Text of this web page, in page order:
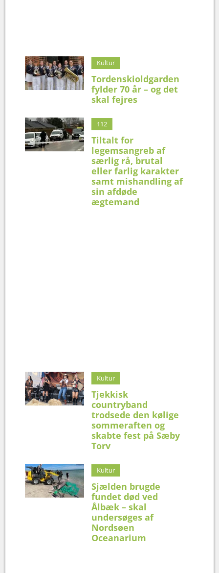
Kultur
Tordenskioldgarden
fylder 70 år – og det
skal fejres
112
Tiltalt for
legemsangreb af
særlig rå, brutal
eller farlig karakter
samt mishandling af
sin afdøde
ægtemand
Kultur
Tjekkisk
countryband
trodsede den kølige
sommeraften og
skabte fest på Sæby
Torv
Kultur
Sjælden brugde
fundet død ved
Ålbæk – skal
undersøges af
Nordsøen
Oceanarium